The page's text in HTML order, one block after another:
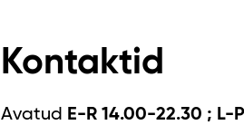
Kontaktid
Avatud E-R 14.00-22.30 ; L-